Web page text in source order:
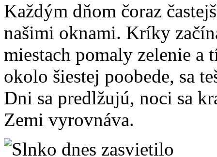
Každým dňom čoraz
našimi oknami. Kríky
miestach pomaly zelenie
okolo šiestej poobede, sa
Dni sa predlžujú, noci sa
Zemi vyrovnáva.